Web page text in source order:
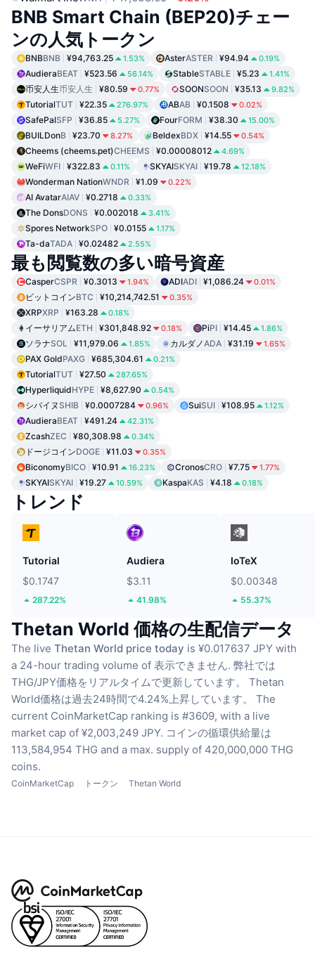
BNB Smart Chain (BEP20)チェー
ンの人気トークン
BNBBNB ¥94,763.25 1.53% AsterASTER ¥94.94 0.19%
AudieraBEAT ¥523.56 56.14% StableSTABLE ¥5.23 1.41%
币安人生币安人生 ¥80.59 0.77% SOONSOON ¥35.13 9.82%
TutorialTUT ¥22.35 276.97% ABAB ¥0.1508 0.02%
SafePalSFP ¥36.85 5.27% FourFORM ¥38.30 15.00%
BUILDonB ¥23.70 8.27% BeldexBDX ¥14.55 0.54%
Cheems (cheems.pet)CHEEMS ¥0.00008012 4.69%
WeFiWFI ¥322.83 0.11% SKYAISKYAI ¥19.78 12.18%
Wonderman NationWNDR ¥1.09 0.22%
AI AvatarAIAV ¥0.2718 0.33%
The DonsDONS ¥0.002018 3.41%
Spores NetworkSPO ¥0.0155 1.17%
Ta-daTADA ¥0.02482 2.55%
最も閲覧数の多い暗号資産
CasperCSPR ¥0.3013 1.94% ADIADI ¥1,086.24 0.01%
ビットコインBTC ¥10,214,742.51 0.35%
XRPXRP ¥163.28 0.18%
イーサリアムETH ¥301,848.92 0.18% PiPI ¥14.45 1.86%
ソラナSOL ¥11,979.06 1.85% カルダノADA ¥31.19 1.65%
PAX GoldPAXG ¥685,304.61 0.21%
TutorialTUT ¥27.50 287.65%
HyperliquidHYPE ¥8,627.90 0.54%
シバイヌ SHIB ¥0.0007284 0.96% SuiSUI ¥108.95 1.12%
AudieraBEAT ¥491.24 42.31%
ZcashZEC ¥80,308.98 0.34%
ドージコインDOGE ¥11.03 0.35%
BiconomyBICO ¥10.91 16.23% CronosCRO ¥7.75 1.77%
SKYAISKYAI ¥19.27 10.59% KaspaKAS ¥4.18 0.18%
トレンド
Tutorial
$0.1747
287.22%
Audiera
$3.11
41.98%
IoTeX
$0.00348
55.37%
Thetan World 価格の生配信データ
The live Thetan World price today is ¥0.017637 JPY with
a 24-hour trading volume of 表示できません. 弊社では
THG/JPY価格をリアルタイムで更新しています。
Thetan
World価格は過去24時間で4.24%上昇しています。
The
current CoinMarketCap ranking is #3609, with a live
market cap of ¥2,003,249 JPY. コインの循環供給量は
113,584,954 THG and a max. supply of 420,000,000 THG
coins.
CoinMarketCap トークン Thetan World